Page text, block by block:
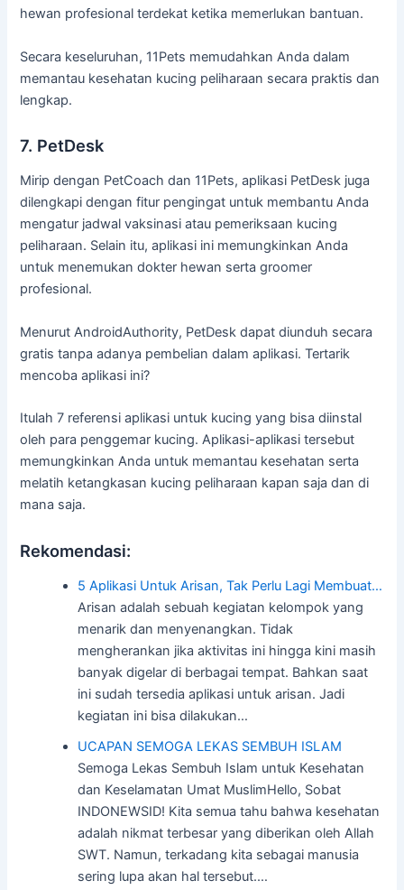
hewan profesional terdekat ketika memerlukan bantuan.
Secara keseluruhan, 11Pets memudahkan Anda dalam
memantau kesehatan kucing peliharaan secara praktis dan
lengkap.
7. PetDesk
Mirip dengan PetCoach dan 11Pets, aplikasi PetDesk juga
dilengkapi dengan fitur pengingat untuk membantu Anda
mengatur jadwal vaksinasi atau pemeriksaan kucing
peliharaan. Selain itu, aplikasi ini memungkinkan Anda
untuk menemukan dokter hewan serta groomer
profesional.
Menurut AndroidAuthority, PetDesk dapat diunduh secara
gratis tanpa adanya pembelian dalam aplikasi. Tertarik
mencoba aplikasi ini?
Itulah 7 referensi aplikasi untuk kucing yang bisa diinstal
oleh para penggemar kucing. Aplikasi-aplikasi tersebut
memungkinkan Anda untuk memantau kesehatan serta
melatih ketangkasan kucing peliharaan kapan saja dan di
mana saja.
Rekomendasi:
5 Aplikasi Untuk Arisan, Tak Perlu Lagi Membuat…
Arisan adalah sebuah kegiatan kelompok yang
menarik dan menyenangkan. Tidak
mengherankan jika aktivitas ini hingga kini masih
banyak digelar di berbagai tempat. Bahkan saat
ini sudah tersedia aplikasi untuk arisan. Jadi
kegiatan ini bisa dilakukan…
UCAPAN SEMOGA LEKAS SEMBUH ISLAM
Semoga Lekas Sembuh Islam untuk Kesehatan
dan Keselamatan Umat MuslimHello, Sobat
INDONEWSID! Kita semua tahu bahwa kesehatan
adalah nikmat terbesar yang diberikan oleh Allah
SWT. Namun, terkadang kita sebagai manusia
sering lupa akan hal tersebut.…